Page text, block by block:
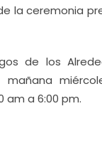
la ceremonia
de los
am a 6:00 pm.